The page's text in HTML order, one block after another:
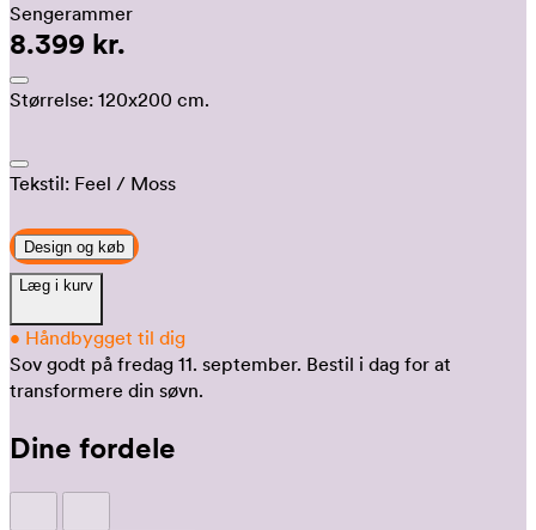
Sengerammer
8.399 kr.
Størrelse: 120x200 cm.
Tekstil: Feel / Moss
Design og køb
Læg i kurv
• Håndbygget til dig
Sov godt på fredag 11. september. Bestil i dag for at
transformere din søvn.
Dine fordele